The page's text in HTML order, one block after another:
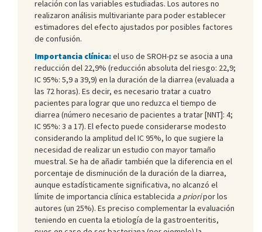
relación con las variables estudiadas. Los autores no
realizaron análisis multivariante para poder establecer
estimadores del efecto ajustados por posibles factores
de confusión.
Importancia clínica:el uso de SROH-pz se asocia a una
reducción del 22,9% (reducción absoluta del riesgo: 22,9;
IC 95%: 5,9 a 39,9) en la duración de la diarrea (evaluada a
las 72 horas). Es decir, es necesario tratar a cuatro
pacientes para lograr que uno reduzca el tiempo de
diarrea (número necesario de pacientes a tratar [NNT]: 4;
IC 95%: 3 a 17). El efecto puede considerarse modesto
considerando la amplitud del IC 95%, lo que sugiere la
necesidad de realizar un estudio con mayor tamaño
muestral. Se ha de añadir también que la diferencia en el
porcentaje de disminución de la duración de la diarrea,
aunque estadísticamente significativa, no alcanzó el
límite de importancia clínica establecida a prioripor los
autores (un 25%). Es preciso complementar la evaluación
teniendo en cuenta la etiología de la gastroenteritis,